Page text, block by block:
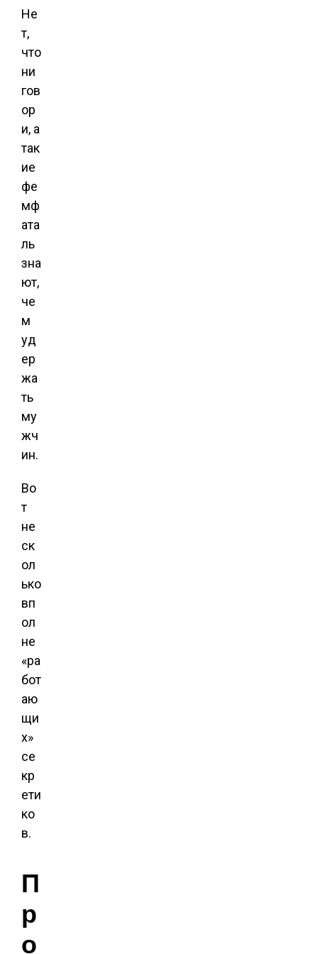
Не
т,
что
ни
гов
ор
и, а
так
ие
фе
мф
ата
ль
зна
ют,
че
м
уд
ер
жа
ть
му
жч
ин.
Во
т
не
ск
ол
ько
вп
ол
не
«ра
бот
аю
щи
х»
се
кр
ети
ко
в.
П
р
о